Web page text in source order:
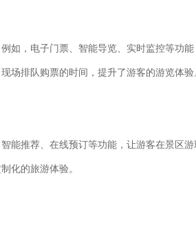
如，电子门票、智能导览、实时监控等功
场排队购票的时间，提升了游客的游览体验
能推荐、在线预订等功能，让游客在景区
化的旅游体验。